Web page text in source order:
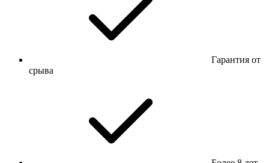
Гарантия от
срыва